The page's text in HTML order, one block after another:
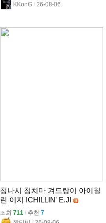
KKonG l 26-08-06
청나시 청치마 겨드랑이 아이칠
린 이지 ICHILLIN' E.JI
조회 711 l 추천 7